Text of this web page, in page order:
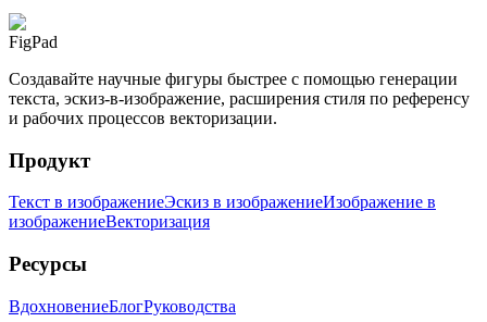
FigPad
Создавайте научные фигуры быстрее с помощью генерации
текста, эскиз-в-изображение, расширения стиля по референсу
и рабочих процессов векторизации.
Продукт
Текст в изображениеЭскиз в изображениеИзображение в
изображениеВекторизация
Ресурсы
ВдохновениеБлогРуководства